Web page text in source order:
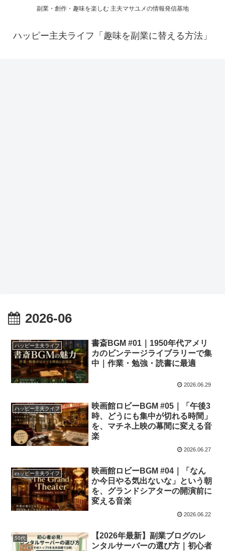
副業・創作・趣味を楽しむ 主夫マサユメの情報発信基地
ハッピー主夫ライフ「趣味を副業に替える方法」
2026-06
ハッピー主夫ライフ
書斎BGM #01｜1950年代アメリ
カのビンテージライブラリーで集
中｜作業・勉強・読書に最適
2026.06.29
ハッピー主夫ライフ
映画館ロビーBGM #05｜「午後3
時、どうにも集中が切れる時間」
を、マチネ上映の幕間に変える音
楽
2026.06.27
ハッピー主夫ライフ
映画館ロビーBGM #04｜「なん
か今日やる気出ないな」という朝
を、グランドシアターの開演前に
変える音楽
2026.06.22
50代
【2026年最新】副業ブログのレ
ンタルサーバーの選び方｜初心者